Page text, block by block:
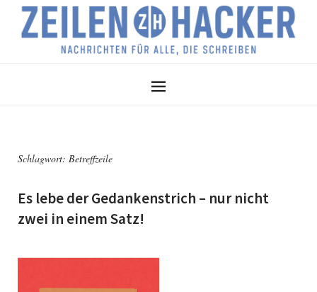
Schlagwort: Betreffzeile
Es lebe der Gedankenstrich – nur nicht
zwei in einem Satz!